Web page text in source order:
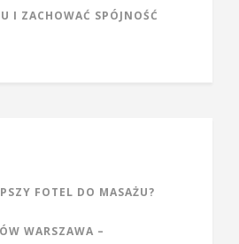
I ZACHOWAĆ SPÓJNOŚĆ
FOTEL DO MASAŻU?
WARSZAWA –